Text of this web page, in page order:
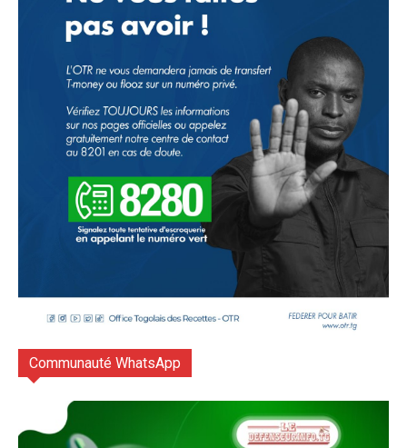
Communauté WhatsApp